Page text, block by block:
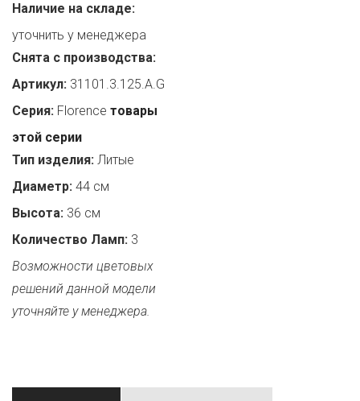
Наличие на складе:
уточнить у менеджера
Снята с производства:
Артикул: 31101.3.125.A.G
Серия: Florence товары
этой серии
Тип изделия: Литые
Диаметр: 44 см
Высота: 36 см
Количество Ламп: 3
Возможности цветовых
решений данной модели
уточняйте у менеджера.